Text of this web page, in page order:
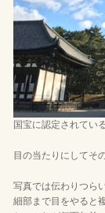
国宝に認定されてい
目の当たりにしてそ
写真では伝わりつら
細部まで目をやると